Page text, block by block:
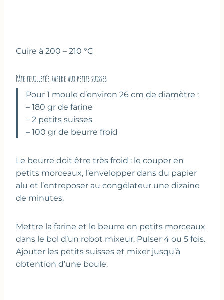
Cuire à 200 – 210 °C
Pâte feuilletée rapide aux petits suisses
Pour 1 moule d’environ 26 cm de diamètre :
– 180 gr de farine
– 2 petits suisses
– 100 gr de beurre froid
Le beurre doit être très froid : le couper en
petits morceaux, l’envelopper dans du papier
alu et l’entreposer au congélateur une dizaine
de minutes.
Mettre la farine et le beurre en petits morceaux
dans le bol d’un robot mixeur. Pulser 4 ou 5 fois.
Ajouter les petits suisses et mixer jusqu’à
obtention d’une boule.